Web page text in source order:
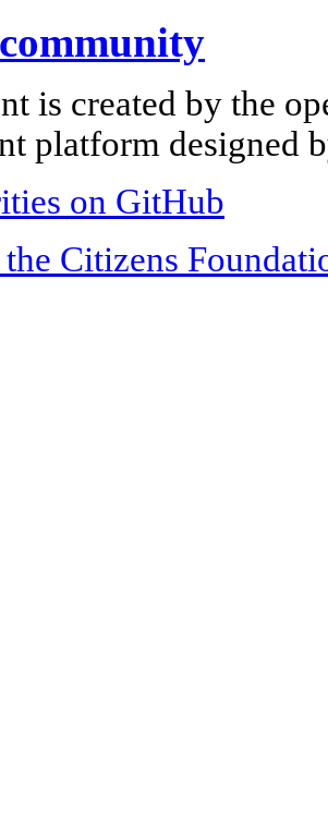
is created by the
platform designed
on GitHub
Citizens